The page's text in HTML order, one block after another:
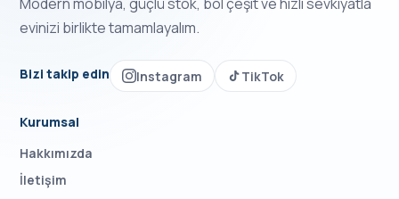
evinizi birlikte tamamlayalım.
Bizi takip edin Instagram TikTok
Kurumsal
Hakkımızda
İletişim